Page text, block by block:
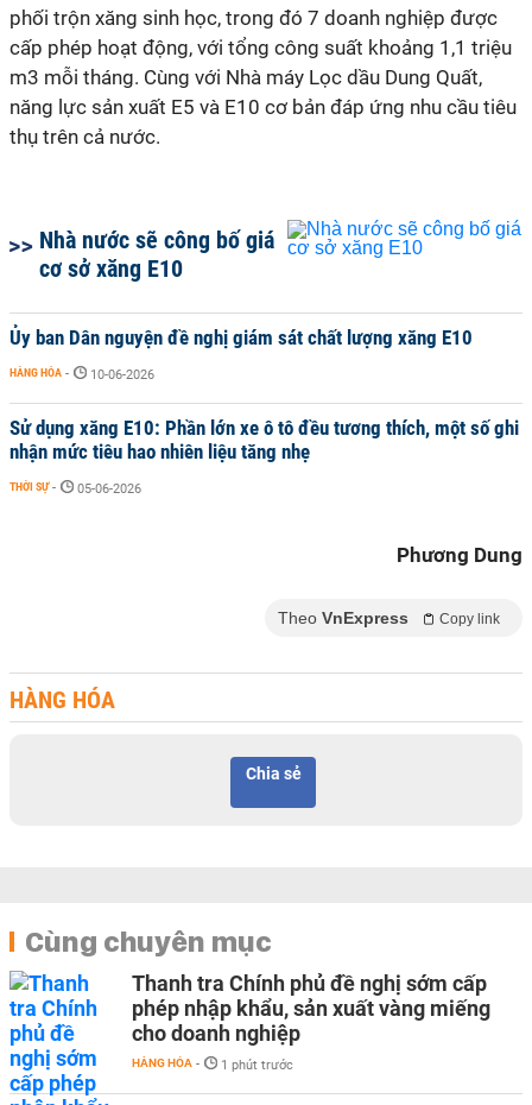
phối trộn xăng sinh học, trong đó 7 doanh nghiệp được
cấp phép hoạt động, với tổng công suất khoảng 1,1 triệu
m3 mỗi tháng. Cùng với Nhà máy Lọc dầu Dung Quất,
năng lực sản xuất E5 và E10 cơ bản đáp ứng nhu cầu tiêu
thụ trên cả nước.
Nhà nước sẽ công bố giá
cơ sở xăng E10
Ủy ban Dân nguyện đề nghị giám sát chất lượng xăng E10
HÀNG HÓA - 10-06-2026
Sử dụng xăng E10: Phần lớn xe ô tô đều tương thích, một số ghi
nhận mức tiêu hao nhiên liệu tăng nhẹ
THỜI SỰ - 05-06-2026
Phương Dung
Theo VnExpress Copy link
HÀNG HÓA
Chia sẻ
Cùng chuyên mục
Thanh tra Chính phủ đề nghị sớm cấp
phép nhập khẩu, sản xuất vàng miếng
cho doanh nghiệp
HÀNG HÓA - 1 phút trước